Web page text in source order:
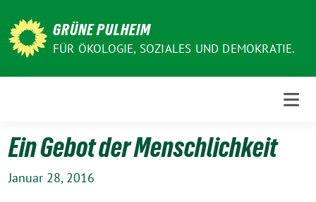
zum
Inhalt
GRÜNE PULHEIM
FÜR ÖKOLOGIE, SOZIALES UND DEMOKRATIE.
Ein Gebot der Menschlichkeit
Januar 28, 2016